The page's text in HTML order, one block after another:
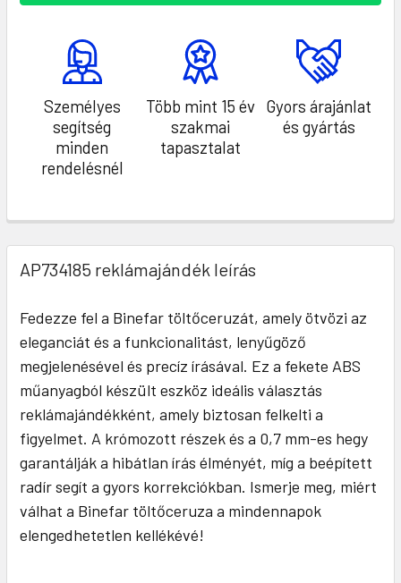
Személyes
segítség
minden
rendelésnél
Több mint 15 év
szakmai
tapasztalat
Gyors árajánlat
és gyártás
AP734185 reklámajándék leírás
Fedezze fel a Binefar töltőceruzát, amely ötvözi az
eleganciát és a funkcionalitást, lenyűgöző
megjelenésével és precíz írásával. Ez a fekete ABS
műanyagból készült eszköz ideális választás
reklámajándékként, amely biztosan felkelti a
figyelmet. A krómozott részek és a 0,7 mm-es hegy
garantálják a hibátlan írás élményét, míg a beépített
radír segít a gyors korrekciókban. Ismerje meg, miért
válhat a Binefar töltőceruza a mindennapok
elengedhetetlen kellékévé!